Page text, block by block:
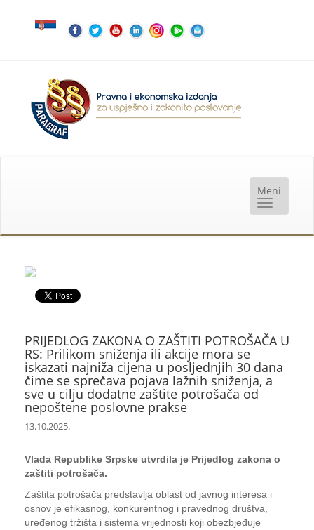
PRIJEDLOG ZAKONA O ZAŠTITI POTROŠAČA U
RS: Prilikom sniženja ili akcije mora se
iskazati najniža cijena u posljednjih 30 dana
čime se sprečava pojava lažnih sniženja, a
sve u cilju dodatne zaštite potrošača od
nepoštene poslovne prakse
13.10.2025.
Vlada Republike Srpske utvrdila je Prijedlog zakona o
zaštiti potrošača.
Zaštita potrošača predstavlja oblast od javnog interesa i
osnov je efikasnog, konkurentnog i pravednog društva,
uređenog tržišta i sistema vrijednosti koji obezbjeđuje